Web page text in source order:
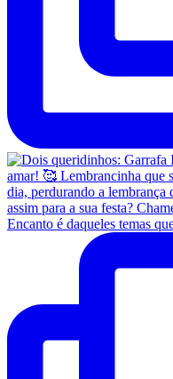
Encanto é daqueles temas